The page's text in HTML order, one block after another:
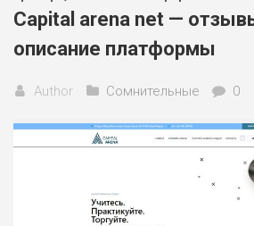
Партнеры
Capital arena net —
описание платформы
Author Сомнительные 0